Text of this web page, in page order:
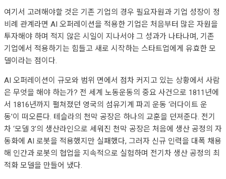
여기서 고려해야할 것은 기존 기업의 경우 필요자원과 기업 성장이 정
비례 관계라면 AI 오퍼레이션을 적용한 기업은 처음부터 많은 자원을
투자해야 하며 적지 않은 시일이 지나서야 그 성과가 나타나며, 기존
기업에서 적용하기는 힘들고 새로 시작하는 스타트업에게 유효한 모
델이라는 점이다.
AI 오퍼레이션이 규모와 범위 면에서 점차 커지고 있는 상황에서 사람
은 무엇을 해야 하는가? 전 세계 노동운동의 중요 사건으로 1811년에
서 1816년까지 펼쳐졌던 영국의 섬유기계 파괴 운동 ‘러다이트 운
동’이 떠오른다. 테슬라의 천막 공장은 하나의 교훈을 던져준다. 전기
차 ‘모델 3’의 생산라인으로 세워진 천막 공장은 처음에 생산 공정의 자
동화에 AI 로봇을 적용했지만 실패했다, 그러자 신규 인력을 대폭 채용
해 인간과 로봇의 협업을 지속적으로 실험하며 전기차 생산 공정의 최
적화 모델을 만들어 냈다.